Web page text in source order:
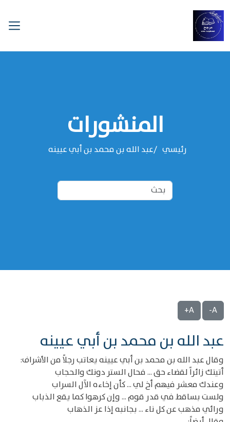
المنشورات
رئيسي عبد الله بن محمد بن أبي عيينه
A-
A+
عبد الله بن محمد بن أبي عيينه
وقال عبد الله بن محمد بن أبي عيينه يعاتب رجلاً من الأشراف:
أتيتك زائراً لقضاء حق ... فحال الستر دونك والحجاب
وعندك معشر فيهم أخ لي ... كأن إخاءه الآل السراب
ولست بساقط في قدر قوم ... وإن كرهوا كما يقع الذباب
ورائي مذهب عن كل ناء ... بجانبه إذا عز الذهاب